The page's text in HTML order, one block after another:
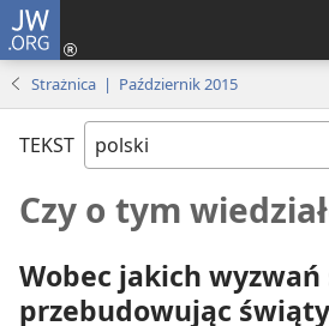
JW.ORG
Strażnica | Październik 2015
TEKST
Czy o tym
Wobec jakich wyzwań
przebudowując